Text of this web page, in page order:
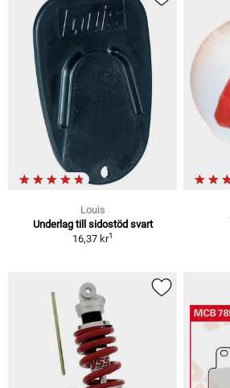
Louis
Underlag till sidostöd svart
16,37 kr1